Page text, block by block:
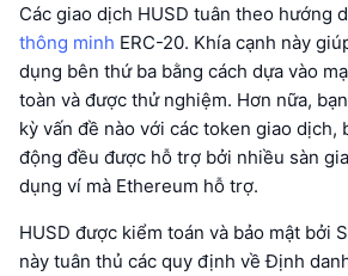
Các giao dịch HUSD tuân theo hướng
thông minh ERC-20. Khía cạnh này
dụng bên thứ ba bằng cách dựa vào
toàn và được thử nghiệm. Hơn nữa,
kỳ vấn đề nào với các token giao dịch,
động đều được hỗ trợ bởi nhiều sàn
dụng ví mà Ethereum hỗ trợ.
HUSD được kiểm toán và bảo mật bởi
này tuân thủ các quy định về Định